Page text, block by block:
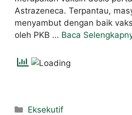
Astrazeneca. Terpantau,
menyambut dengan baik
oleh PKB … Baca
Eksekutif